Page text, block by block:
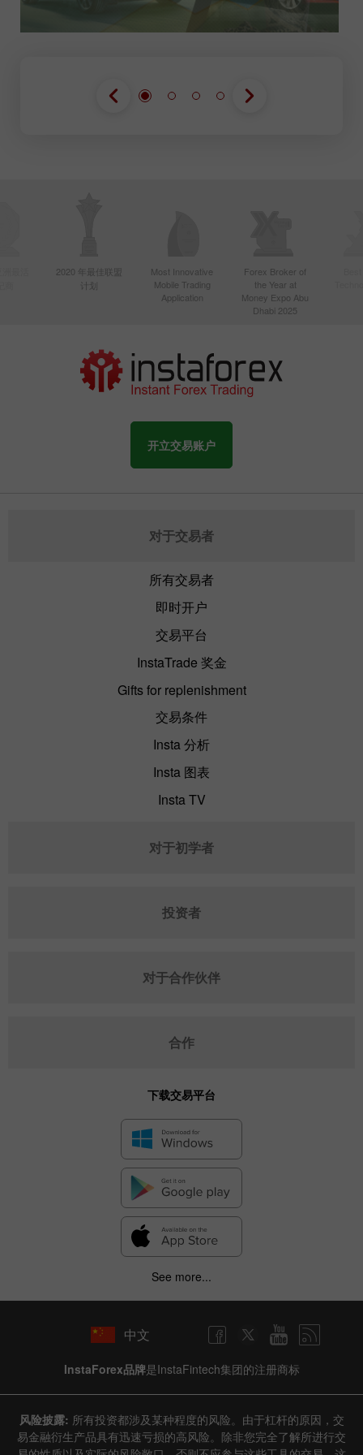
2020 年最佳联盟
计划
Most Innovative
Mobile Trading
Application
Forex Broker of
the Year at
Money Expo Abu
Dhabi 2025
开立交易账户
对于交易者
所有交易者
即时开户
交易平台
InstaTrade 奖金
Gifts for replenishment
交易条件
Insta 分析
Insta 图表
Insta TV
对于初学者
投资者
对于合作伙伴
合作
下载交易平台
See more...
中文
InstaForex品牌是InstaFintech集团的注册商标
风险披露: 所有投资都涉及某种程度的风险。由于杠杆的原因，交
易金融衍生产品具有迅速亏损的高风险。除非您完全了解所进行交